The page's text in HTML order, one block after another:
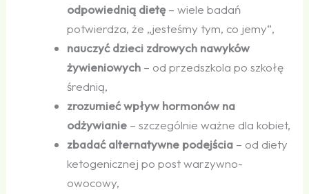
odpowiednią dietę– wiele badań
potwierdza, że „jesteśmy tym, co jemy“,
nauczyć dzieci zdrowych nawyków
żywieniowych – od przedszkola po szkołę
średnią,
zrozumieć wpływ hormonów na
odżywianie – szczególnie ważne dla kobiet,
zbadać alternatywne podejścia – od diety
ketogenicznej po post warzywno-
owocowy,